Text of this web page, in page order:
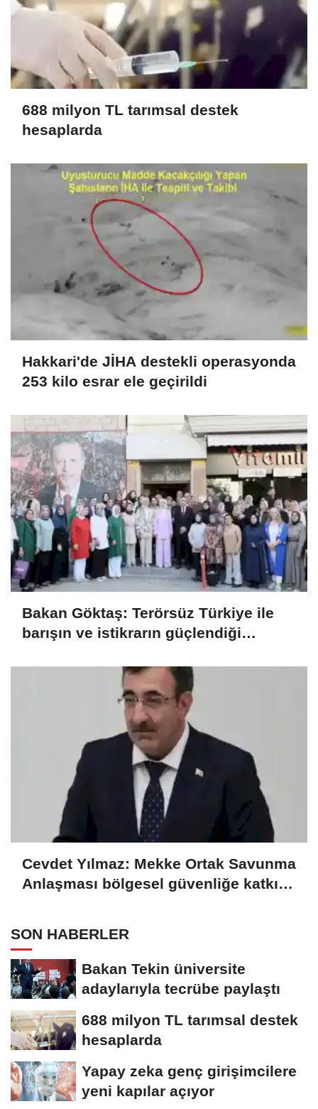
688 milyon TL tarımsal destek
hesaplarda
Hakkari'de JİHA destekli operasyonda
253 kilo esrar ele geçirildi
Bakan Göktaş: Terörsüz Türkiye ile
barışın ve istikrarın güçlendiği
Cevdet Yılmaz: Mekke Ortak Savunma
Anlaşması bölgesel güvenliğe katkı
SON HABERLER
Bakan Tekin üniversite
adaylarıyla tecrübe paylaştı
688 milyon TL tarımsal destek
hesaplarda
Yapay zeka genç girişimcilere
yeni kapılar açıyor